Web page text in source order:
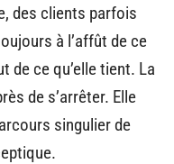
des clients parfois
à l’affût de ce
de ce qu’elle tient. La
de s’arrêter. Elle
singulier de